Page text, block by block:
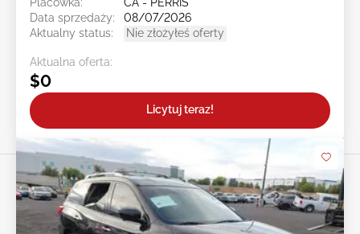
Data sprzedaży:
08/07/2026
Aktualny status:
Nie złożyłeś oferty
Aktualna oferta:
$0
Licytuj teraz!